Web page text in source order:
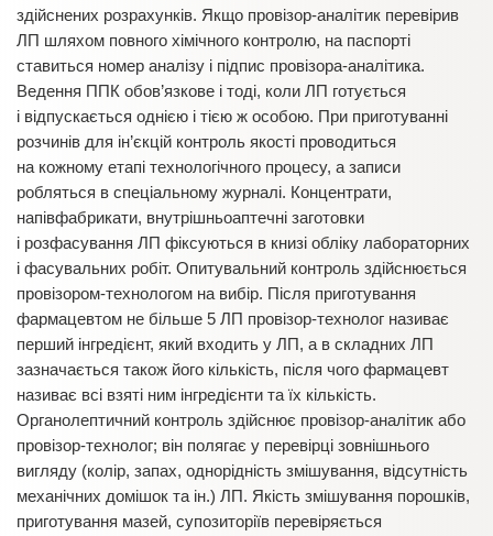
здійснених розрахунків. Якщо провізор-аналітик перевірив
ЛП шляхом повного хімічного контролю, на паспорті
ставиться номер аналізу і підпис провізора-аналітика.
Ведення ППК обов’язкове і тоді, коли ЛП готується
і відпускається однією і тією ж особою. При приготуванні
розчинів для ін’єкцій контроль якості проводиться
на кожному етапі технологічного процесу, а записи
робляться в спеціальному журналі. Концентрати,
напівфабрикати, внутрішньоаптечні заготовки
і розфасування ЛП фіксуються в книзі обліку лабораторних
і фасувальних робіт. Опитувальний конт­роль здійснюється
провізором-технологом на вибір. Після приготування
фармацевтом не більше 5 ЛП провізор-технолог називає
перший інгредієнт, який входить у ЛП, а в складних ЛП
зазначається також його кількість, після чого фармацевт
називає всі взяті ним інгредієнти та їх кількість.
Органолептичний контроль здійснює провізор-аналітик або
провізор-технолог; він полягає у перевірці зовнішнього
вигляду (колір, запах, однорідність змішування, відсутність
механічних домішок та ін.) ЛП. Якість змішування порошків,
приготування мазей, супозиторіїв перевіряється